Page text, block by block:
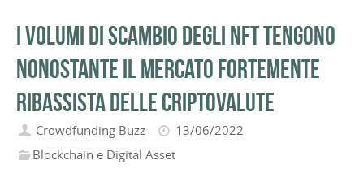
I volumi di scambio degli NFT tengono
nonostante il mercato fortemente
ribassista delle criptovalute
Crowdfunding Buzz
13/06/2022
Blockchain e Digital Asset